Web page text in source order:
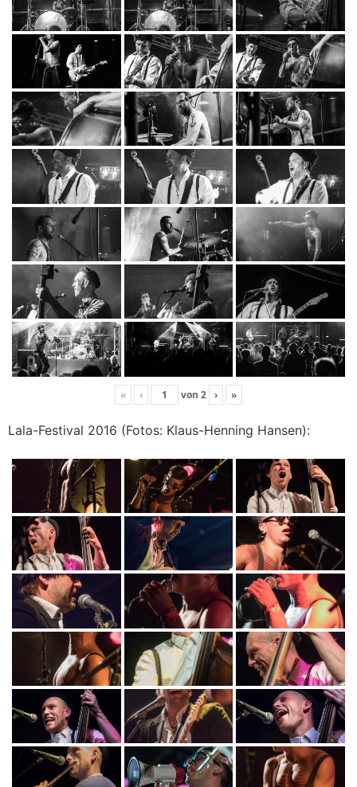
« ‹ von 2 › »
Lala-Festival 2016 (Fotos: Klaus-Henning Hansen):